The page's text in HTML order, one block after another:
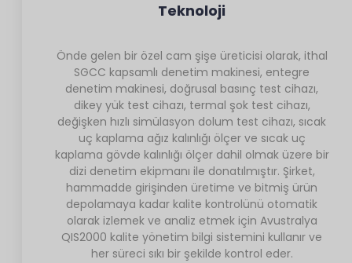
Teknoloji
Önde gelen bir özel cam şişe üreticisi olarak, ithal
SGCC kapsamlı denetim makinesi, entegre
denetim makinesi, doğrusal basınç test cihazı,
dikey yük test cihazı, termal şok test cihazı,
değişken hızlı simülasyon dolum test cihazı, sıcak
uç kaplama ağız kalınlığı ölçer ve sıcak uç
kaplama gövde kalınlığı ölçer dahil olmak üzere bir
dizi denetim ekipmanı ile donatılmıştır. Şirket,
hammadde girişinden üretime ve bitmiş ürün
depolamaya kadar kalite kontrolünü otomatik
olarak izlemek ve analiz etmek için Avustralya
QIS2000 kalite yönetim bilgi sistemini kullanır ve
her süreci sıkı bir şekilde kontrol eder.